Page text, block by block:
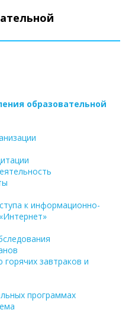
образовательной
к информационно-
завтраков и
программах